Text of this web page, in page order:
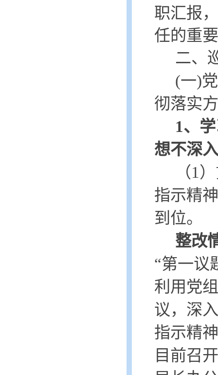
职汇报
任的重
二、
(一)
彻落实
1、
想不深
（1
指示精
到位。
整改
“第一议
利用党
议，深
指示精
目前召